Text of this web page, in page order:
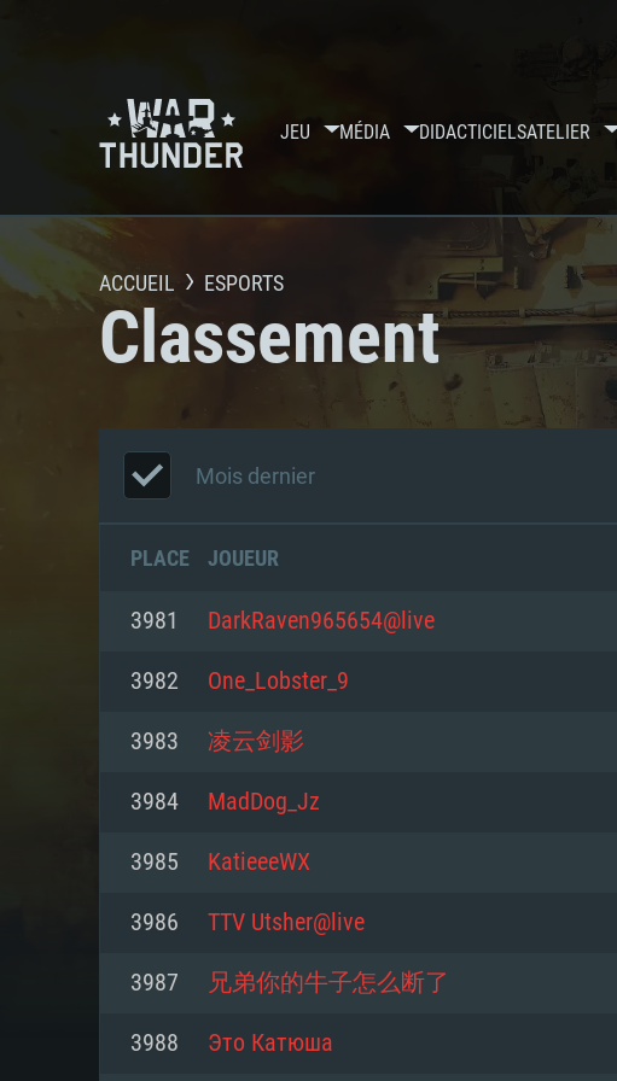
JEU MÉDIA DIDACTICIELSATELIER
ACCUEIL ESPORTS
Classement
Mois dernier
PLACE JOUEUR
3981 DarkRaven965654@live
3982 One_Lobster_9
3983 凌云剑影
3984 MadDog_Jz
3985 KatieeeWX
3986 TTV Utsher@live
3987 兄弟你的牛子怎么断了
3988 Это Катюша